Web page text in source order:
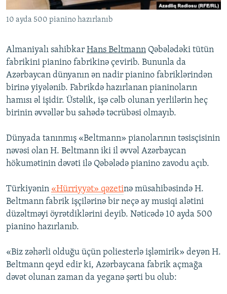
İZ - MƏDƏNIYYƏT PROQRAMI
MATERIALLARIMIZDAN ISTIFADƏ
AZADLIQRADIOSU MOBIL TELEFONUNUZDA
XƏBƏR BÜLLETENLƏRIMIZ
RFE/RL-in bütün saytları
10 ayda 500 pianino hazırlanıb
Almaniyalı sahibkar Hans Beltmann Qəbələdəki tütün
fabrikini pianino fabrikinə çevirib. Bununla da
Azərbaycan dünyanın ən nadir pianino fabriklərindən
birinə yiyələnib. Fabrikdə hazırlanan pianinoların
hamısı əl işidir. Üstəlik, işə cəlb olunan yerlilərin heç
birinin əvvəllər bu sahədə təcrübəsi olmayıb.
Dünyada tanınmış «Beltmann» pianolarının təsisçisinin
nəvəsi olan H. Beltmann iki il əvvəl Azərbaycan
hökumətinin dəvəti ilə Qəbələdə pianino zavodu açıb.
Türkiyənin «Hürriyyət» qəzetinə müsahibəsində H.
Beltmann fabrik işçilərinə bir neçə ay musiqi alətini
düzəltməyi öyrətdiklərini deyib. Nəticədə 10 ayda 500
pianino hazırlanıb.
«Biz zəhərli olduğu üçün poliesterlə işləmirik» deyən H.
Beltmann qeyd edir ki, Azərbaycana fabrik açmağa
dəvət olunan zaman da yeganə şərti bu olub: